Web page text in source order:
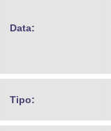
Data:
Tipo: